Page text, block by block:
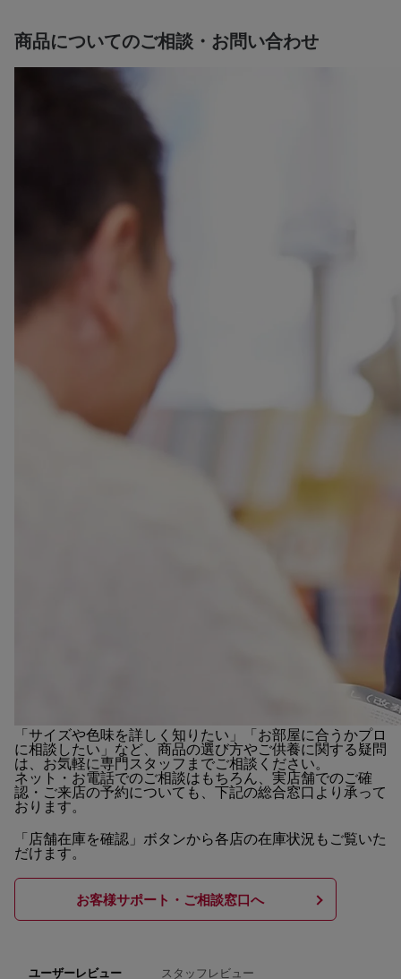
商品についてのご相談・お問い合わせ
「サイズや色味を詳しく知りたい」「お部屋に合うかプロ
に相談したい」など、商品の選び方やご供養に関する疑問
は、お気軽に専門スタッフまでご相談ください。
ネット・お電話でのご相談はもちろん、実店舗でのご確
認・ご来店の予約についても、下記の総合窓口より承って
おります。
「店舗在庫を確認」ボタンから各店の在庫状況もご覧いた
だけます。
お客様サポート・ご相談窓口へ
ユーザーレビュー スタッフレビュー